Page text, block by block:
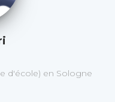
d'école) en Sologne